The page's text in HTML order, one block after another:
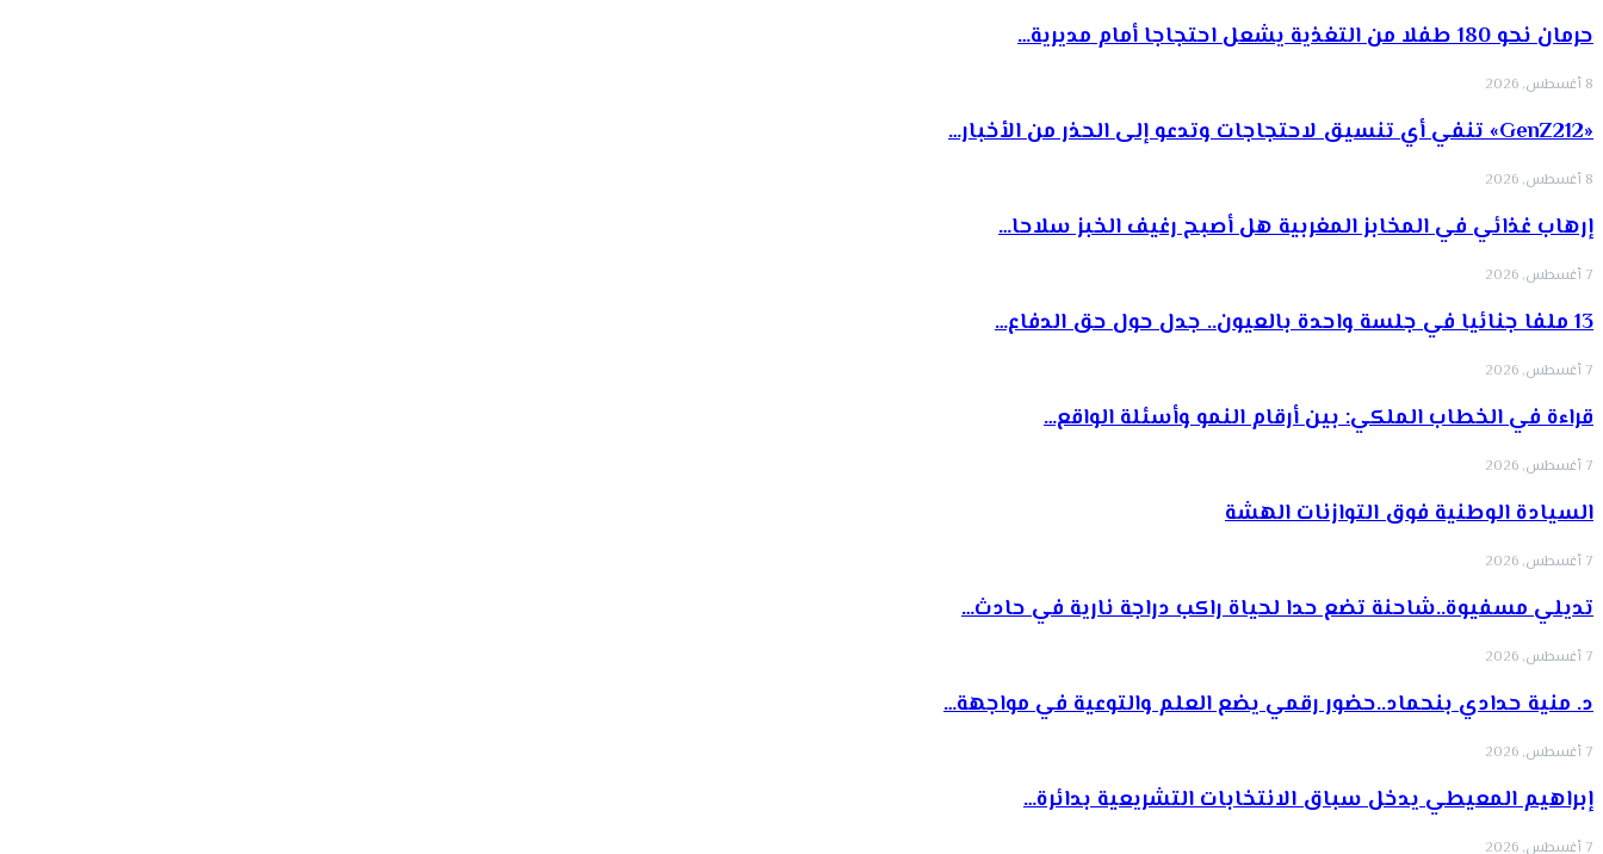
حرمان نحو 180 طفلا من التغذية يشعل احتجاجا أمام مديرية…
8 أغسطس, 2026
«GenZ212» تنفي أي تنسيق لاحتجاجات وتدعو إلى الحذر من الأخبار…
8 أغسطس, 2026
إرهاب غذائي في المخابز المغربية هل أصبح رغيف الخبز سلاحا…
7 أغسطس, 2026
13 ملفا جنائيا في جلسة واحدة بالعيون.. جدل حول حق الدفاع…
7 أغسطس, 2026
قراءة في الخطاب الملكي: بين أرقام النمو وأسئلة الواقع…
7 أغسطس, 2026
السيادة الوطنية فوق التوازنات الهشة
7 أغسطس, 2026
تديلي مسفيوة..شاحنة تضع حدا لحياة راكب دراجة نارية في حادث…
7 أغسطس, 2026
د. منية حدادي بنحماد..حضور رقمي يضع العلم والتوعية في مواجهة…
7 أغسطس, 2026
إبراهيم المعيطي يدخل سباق الانتخابات التشريعية بدائرة…
7 أغسطس, 2026